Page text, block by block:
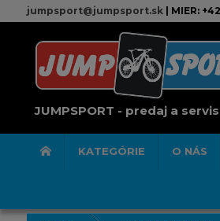
jumpsport@jumpsport.sk| MIER:
JUMPSPORT - predaj a servis
KATEGÓRIE O NÁS